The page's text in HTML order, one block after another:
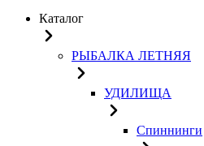
Каталог
РЫБАЛКА ЛЕТНЯЯ
УДИЛИЩА
Спиннинги